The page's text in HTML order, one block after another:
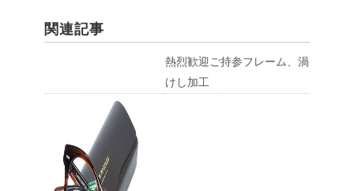
関連記事
熱烈歓迎ご持参フレーム、渦
けし加工